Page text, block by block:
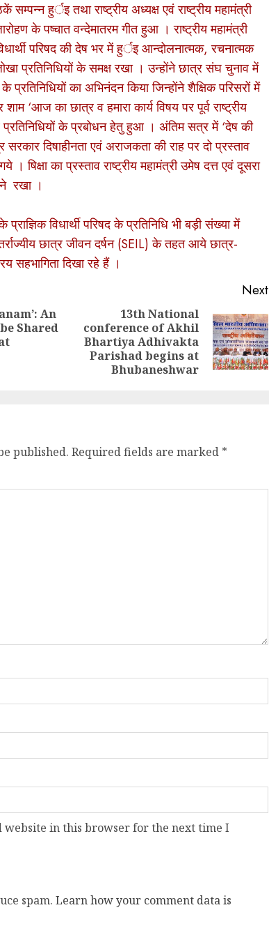
हुर्इ तथा राष्ट्रीय अध्यक्ष एवं राष्ट्रीय महामंत्री
के पष्चात वन्देमातरम गीत हुआ । राष्ट्रीय महामंत्री
परिषद की देष भर में हुर्इ आन्दोलनात्मक, रचनात्मक
प्रतिनिधियों के समक्ष रखा । उन्होंने छात्र संघ चुनाव में
प्रतिनिधियों का अभिनंदन किया जिन्होंने शैक्षिक परिसरों में
‘आज का छात्र व हमारा कार्य विषय पर पूर्व राष्ट्रीय
प्रतिनिधियों के प्रबोधन हेतु हुआ । अंतिम सत्र में ‘देष की
सरकार दिषाहीनता एवं अराजकता की राह पर दो प्रस्ताव
। षिक्षा का प्रस्ताव राष्ट्रीय महामंत्री उमेष दत्त एवं दूसरा
ने रखा ।
विधार्थी परिषद के प्रतिनिधि भी बड़ी संख्या में
छात्र जीवन दर्षन (SEIL) के तहत आये छात्र-
सहभागिता दिखा रहे हैं ।
Previous
post:
An
Shared
Next
Next
13th National
conference of Akhil
Bhartiya Adhivakta
Parishad begins at
Bhubaneshwar
published. Required fields are marked *
website in this browser for the next time I
spam. Learn how your comment data is